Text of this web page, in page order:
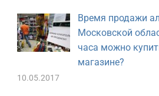
Время продажи
Московской
часа можно
магазине?
10.05.2017